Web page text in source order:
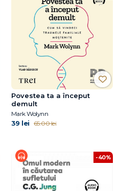
Povestea ta a început
demult
Mark Wolynn
39 lei 65.00 lei
-40%